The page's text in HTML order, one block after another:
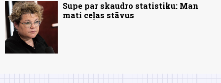
Supe par skaudro statistiku: Man
mati ceļas stāvus